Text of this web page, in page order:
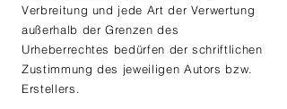
Verbreitung und jede Art der Verwertung
außerhalb der Grenzen des
Urheberrechtes bedürfen der schriftlichen
Zustimmung des jeweiligen Autors bzw.
Erstellers.